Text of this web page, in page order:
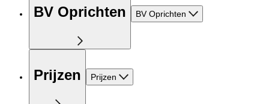
BV Oprichten BV Oprichten
Prijzen Prijzen